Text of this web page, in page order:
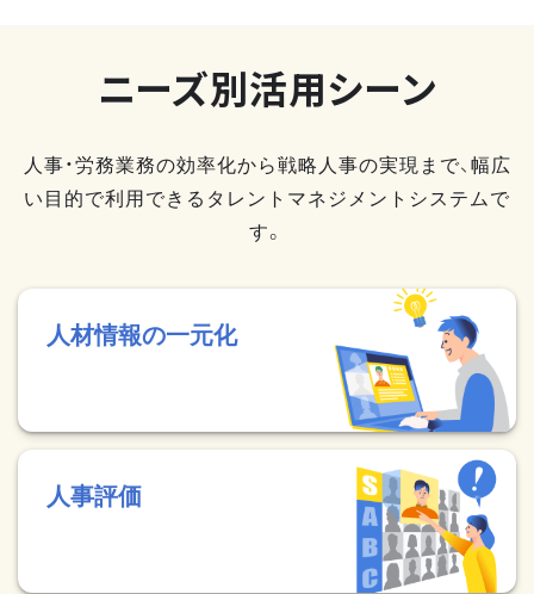
ニーズ別活用シーン
人事・労務業務の効率化から戦略人事の実現まで、幅広
い目的で利用できるタレントマネジメントシステムで
す。
人材情報の一元化
人事評価